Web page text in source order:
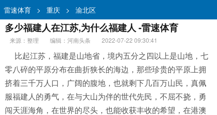
雷速体育 > 重庆 > 渝北区
多少福建人在江苏,为什么福建人 -雷速体育
来源：整理 编辑：河南头条
2022-07-22 09:30:41
比起江苏，福建是山地省，境内五分之四以上是山地，七
零八碎的平原分布在曲折狭长的海边，那些珍贵的平原上拥
挤着三千万人口，广阔的腹地，也就剩下几百万山民，真佩
服福建人的勇气，在与大山为伴的世代先民，不屈不挠，勇
闯天涯海角，在世界的尽头，也能收获丰收的希望，在港澳